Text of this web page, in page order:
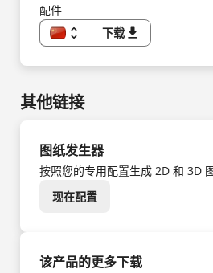
配件
unfold_more
ZH
DA
ES
FI
IT
KK
KO
NL
PL
PT
下载 download
其他链接
图纸发生器
按照您的专用配置生成 2D 和 3D 图
现在配置
该产品的更多下载